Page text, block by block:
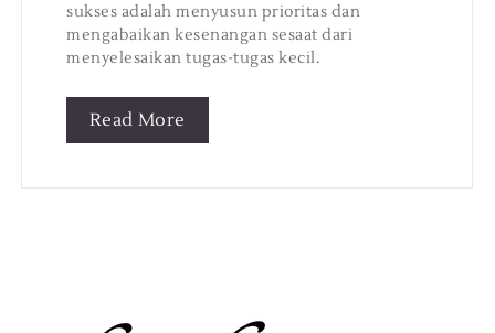
sukses adalah menyusun prioritas dan
mengabaikan kesenangan sesaat dari
menyelesaikan tugas-tugas kecil.
Read More